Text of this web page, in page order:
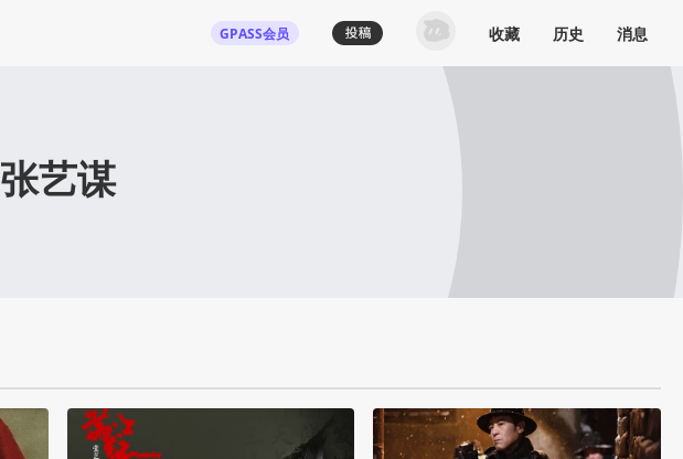
GPASS会员 收藏 历史 消息
张艺谋